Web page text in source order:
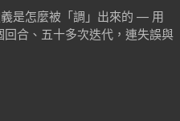
是怎麼被「調」出來的 — 用
合、五十多次迭代，連失誤與